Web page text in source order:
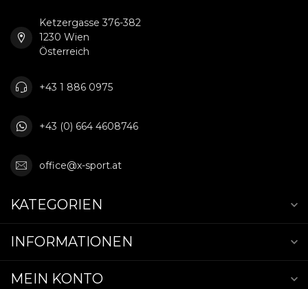
Ketzergasse 376-382
1230 Wien
Österreich
+43 1 886 0975
+43 (0) 664 4608746
office@x-sport.at
KATEGORIEN
INFORMATIONEN
MEIN KONTO